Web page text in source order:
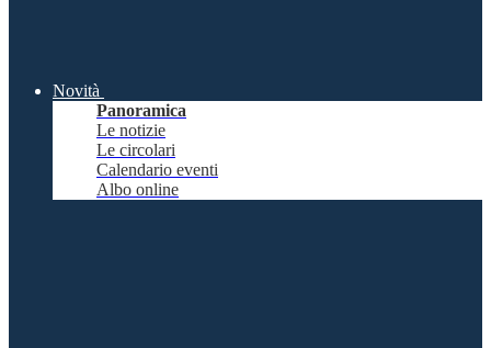
Novità
Panoramica
Le notizie
Le circolari
Calendario eventi
Albo online